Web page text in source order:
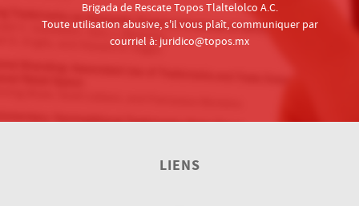
Brigada de Rescate Topos Tlaltelolco A.C.
Toute utilisation abusive, s'il vous plaît, communiquer par
courriel à: juridico@topos.mx
LIENS